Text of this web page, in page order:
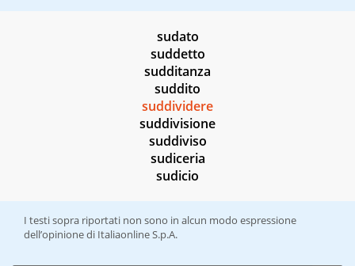
sudato
suddetto
sudditanza
suddito
suddividere
suddivisione
suddiviso
sudiceria
sudicio
I testi sopra riportati non sono in alcun modo espressione
dell’opinione di Italiaonline S.p.A.